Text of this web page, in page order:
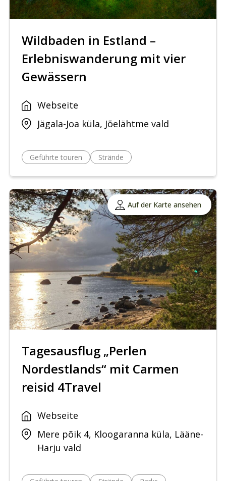
Wildbaden in Estland –
Erlebniswanderung mit vier
Gewässern
Webseite
Jägala-Joa küla, Jõelähtme vald
Geführte touren Strände
Auf der Karte ansehen
Tagesausflug „Perlen
Nordestlands“ mit Carmen
reisid 4Travel
Webseite
Mere põik 4, Kloogaranna küla, Lääne-
Harju vald